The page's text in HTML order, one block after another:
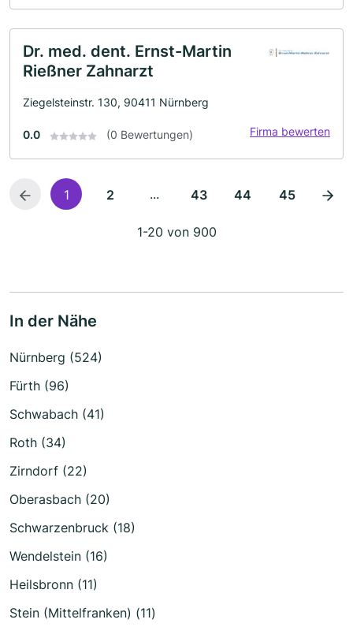
Dr. med. dent. Ernst-Martin
Rießner Zahnarzt
Ziegelsteinstr. 130, 90411 Nürnberg
0.0 (0 Bewertungen) Firma bewerten
1 2 ... 43 44 45
1-20 von 900
In der Nähe
Nürnberg (524)
Fürth (96)
Schwabach (41)
Roth (34)
Zirndorf (22)
Oberasbach (20)
Schwarzenbruck (18)
Wendelstein (16)
Heilsbronn (11)
Stein (Mittelfranken) (11)